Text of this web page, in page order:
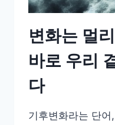
변화는 멀
바로 우리
다
기후변화라는 단